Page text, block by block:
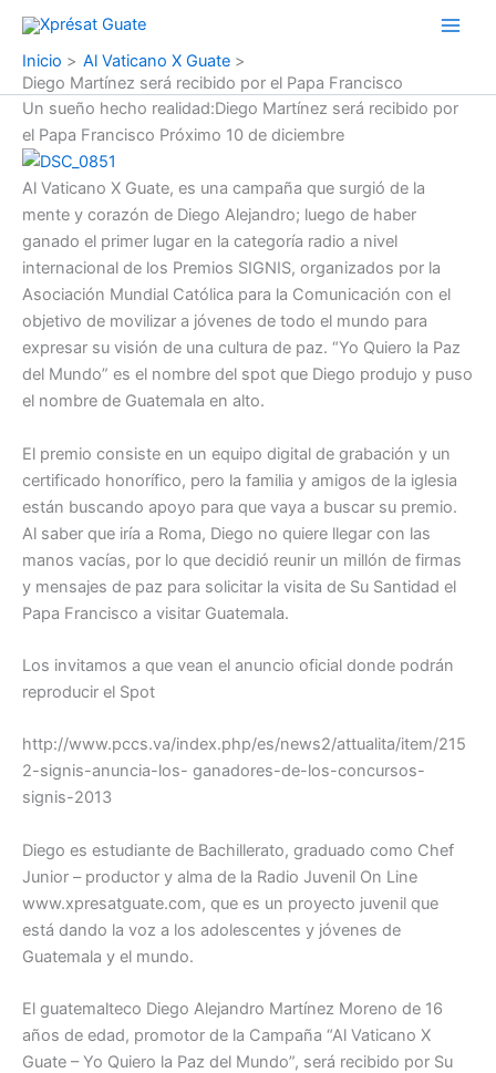
contenido
Inicio
Al Vaticano X Guate
Diego Martínez será recibido por el Papa Francisco
Un sueño hecho realidad:Diego Martínez será recibido por
el Papa Francisco Próximo 10 de diciembre
Al Vaticano X Guate, es una campaña que surgió de la
mente y corazón de Diego Alejandro; luego de haber
ganado el primer lugar en la categoría radio a nivel
internacional de los Premios SIGNIS, organizados por la
Asociación Mundial Católica para la Comunicación con el
objetivo de movilizar a jóvenes de todo el mundo para
expresar su visión de una cultura de paz. “Yo Quiero la Paz
del Mundo” es el nombre del spot que Diego produjo y puso
el nombre de Guatemala en alto.
El premio consiste en un equipo digital de grabación y un
certificado honorífico, pero la familia y amigos de la iglesia
están buscando apoyo para que vaya a buscar su premio.
Al saber que iría a Roma, Diego no quiere llegar con las
manos vacías, por lo que decidió reunir un millón de firmas
y mensajes de paz para solicitar la visita de Su Santidad el
Papa Francisco a visitar Guatemala.
Los invitamos a que vean el anuncio oficial donde podrán
reproducir el Spot
http://www.pccs.va/index.php/es/news2/attualita/item/215
2-signis-anuncia-los- ganadores-de-los-concursos-
signis-2013
Diego es estudiante de Bachillerato, graduado como Chef
Junior – productor y alma de la Radio Juvenil On Line
www.xpresatguate.com, que es un proyecto juvenil que
está dando la voz a los adolescentes y jóvenes de
Guatemala y el mundo.
El guatemalteco Diego Alejandro Martínez Moreno de 16
años de edad, promotor de la Campaña “Al Vaticano X
Guate – Yo Quiero la Paz del Mundo”, será recibido por Su